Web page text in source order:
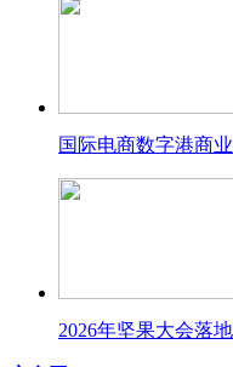
国际电商数字港商
2026年坚果大会落